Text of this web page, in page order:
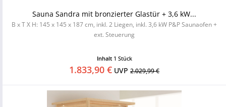
Sauna Sandra mit bronzierter Glastür + 3,6 kW...
B x T X H: 145 x 145 x 187 cm, inkl. 2 Liegen, inkl. 3,6 kW P&P Saunaofen +
ext. Steuerung
Inhalt 1 Stück
1.833,90 € UVP 2.029,99 €